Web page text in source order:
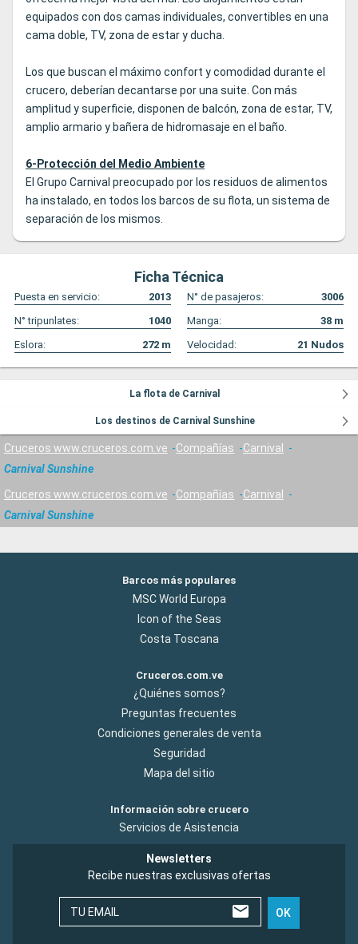
equipados con dos camas individuales, convertibles en una
cama doble, TV, zona de estar y ducha.
Los que buscan el máximo confort y comodidad durante el
crucero, deberían decantarse por una suite. Con más
amplitud y superficie, disponen de balcón, zona de estar, TV,
amplio armario y bañera de hidromasaje en el baño.
6-Protección del Medio Ambiente
El Grupo Carnival preocupado por los residuos de alimentos
ha instalado, en todos los barcos de su flota, un sistema de
separación de los mismos.
Ficha Técnica
Puesta en servicio: 2013 N° de pasajeros:
3006
N° tripunlates:
1040 Manga: 38 m
Eslora:
272 m Velocidad: 21 Nudos
La flota de Carnival
Los destinos de Carnival Sunshine
Cruceros www.cruceros.com.ve Compañías
Carnival
Carnival Sunshine
Cruceros www.cruceros.com.ve Compañías
Carnival
Carnival Sunshine
Barcos más populares
MSC World Europa
Icon of the Seas
Costa Toscana
Cruceros.com.ve
¿Quiénes somos?
Preguntas frecuentes
Condiciones generales de venta
Seguridad
Mapa del sitio
Información sobre crucero
Servicios de Asistencia
Newsletters
Recibe nuestras exclusivas ofertas
TU EMAIL OK